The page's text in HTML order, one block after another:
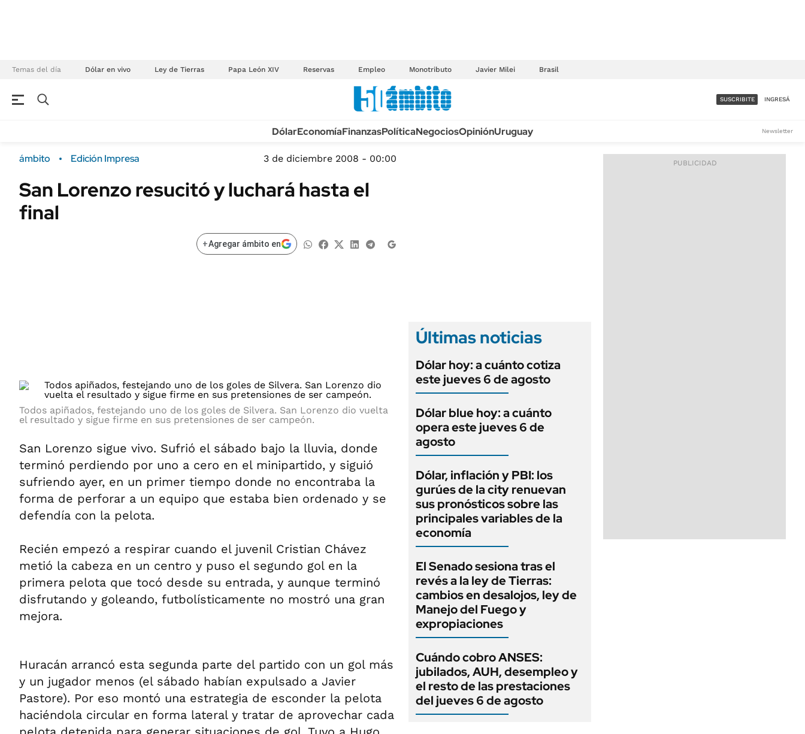
Temas del día Dólar en vivo Ley de Tierras Papa León XIV Reservas Empleo Monotributo Javier Milei Brasil
Campo
FINANZAS
Sustentabilidad
POLÍTICA
TECNOLOGÍA
MÉXICO
MUNDO
ACCESO FULL - $1.800/MES
SUSCRIBITE INGRESÁ
DólarEconomíaFinanzasPolíticaNegociosOpiniónUruguay Newsletter
ámbito Edición Impresa 3 de diciembre 2008 - 00:00
San Lorenzo resucitó y luchará hasta el
final
+Agregar ámbito en
Todos apiñados, festejando uno de los goles de Silvera. San Lorenzo dio vuelta
el resultado y sigue firme en sus pretensiones de ser campeón.
San Lorenzo sigue vivo. Sufrió el sábado bajo la lluvia, donde
terminó perdiendo por uno a cero en el minipartido, y siguió
sufriendo ayer, en un primer tiempo donde no encontraba la
forma de perforar a un equipo que estaba bien ordenado y se
defendía con la pelota.
Recién empezó a respirar cuando el juvenil Cristian Chávez
metió la cabeza en un centro y puso el segundo gol en la
primera pelota que tocó desde su entrada, y aunque terminó
disfrutando y goleando, futbolísticamente no mostró una gran
mejora.
Huracán arrancó esta segunda parte del partido con un gol más
y un jugador menos (el sábado habían expulsado a Javier
Pastore). Por eso montó una estrategia de esconder la pelota
haciéndola circular en forma lateral y tratar de aprovechar cada
Últimas noticias
Dólar hoy: a cuánto cotiza
este jueves 6 de agosto
Dólar blue hoy: a cuánto
opera este jueves 6 de
agosto
Dólar, inflación y PBI: los
gurúes de la city renuevan
sus pronósticos sobre las
principales variables de la
economía
El Senado sesiona tras el
revés a la ley de Tierras:
cambios en desalojos, ley de
Manejo del Fuego y
expropiaciones
Cuándo cobro ANSES:
jubilados, AUH, desempleo y
el resto de las prestaciones
del jueves 6 de agosto